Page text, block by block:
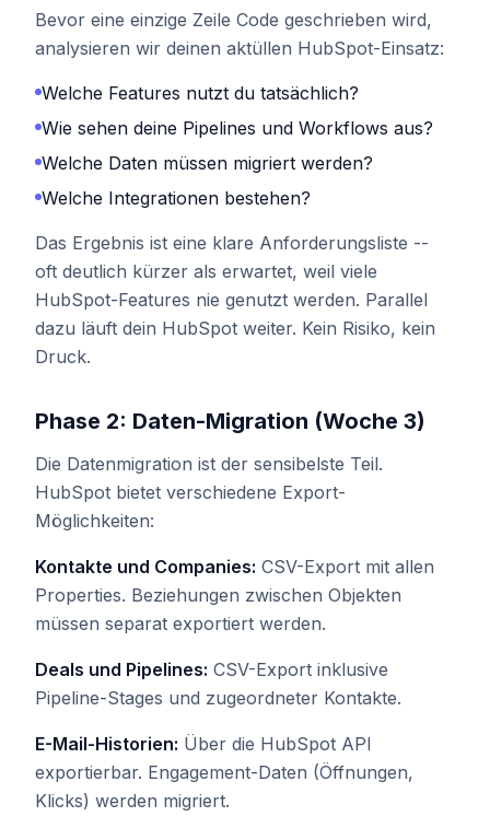
Bevor eine einzige Zeile Code geschrieben wird,
analysieren wir deinen aktüllen HubSpot-Einsatz:
Welche Features nutzt du tatsächlich?
Wie sehen deine Pipelines und Workflows aus?
Welche Daten müssen migriert werden?
Welche Integrationen bestehen?
Das Ergebnis ist eine klare Anforderungsliste --
oft deutlich kürzer als erwartet, weil viele
HubSpot-Features nie genutzt werden. Parallel
dazu läuft dein HubSpot weiter. Kein Risiko, kein
Druck.
Phase 2: Daten-Migration (Woche 3)
Die Datenmigration ist der sensibelste Teil.
HubSpot bietet verschiedene Export-
Möglichkeiten:
Kontakte und Companies: CSV-Export mit allen
Properties. Beziehungen zwischen Objekten
müssen separat exportiert werden.
Deals und Pipelines: CSV-Export inklusive
Pipeline-Stages und zugeordneter Kontakte.
E-Mail-Historien: Über die HubSpot API
exportierbar. Engagement-Daten (Öffnungen,
Klicks) werden migriert.